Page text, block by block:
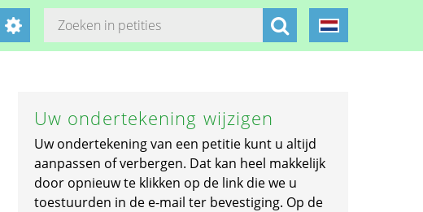
Uw ondertekening wijzigen
Uw ondertekening van een petitie kunt u altijd
aanpassen of verbergen. Dat kan heel makkelijk
door opnieuw te klikken op de link die we u
toestuurden in de e-mail ter bevestiging. Op de